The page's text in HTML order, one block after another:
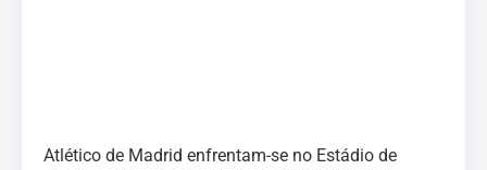
Atlético de Madrid enfrentam-se no Estádio de